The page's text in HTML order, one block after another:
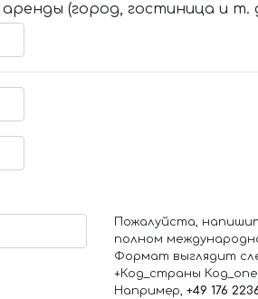
(город, гостиница и т.
Пожалуйста,
полном
Формат выглядит
+Код_страны
Например, +49 176